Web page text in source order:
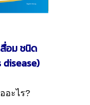
สื่อม ชนิด
disease)
อะไร?